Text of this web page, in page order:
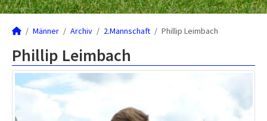
Männer Archiv 2.Mannschaft Phillip Leimbach
Phillip Leimbach